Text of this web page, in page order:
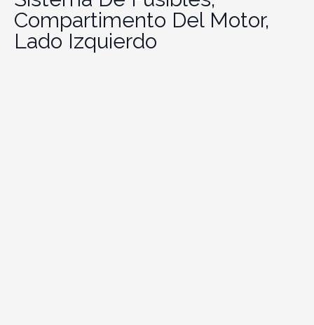
Compartimento Del Motor,
Lado Izquierdo